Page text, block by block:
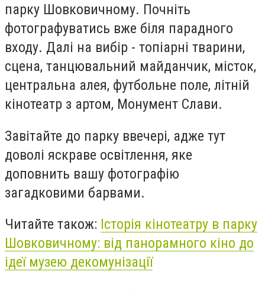
парку Шовковичному. Почніть
фотографуватись вже біля парадного
входу. Далі на вибір - топіарні тварини,
сцена, танцювальний майданчик, місток,
центральна алея, футбольне поле, літній
кінотеатр з артом, Монумент Слави.
Завітайте до парку ввечері, адже тут
доволі яскраве освітлення, яке
доповнить вашу фотографію
загадковими барвами.
Читайте також: Історія кінотеатру в парку
Шовковичному: від панорамного кіно до
ідеї музею декомунізації